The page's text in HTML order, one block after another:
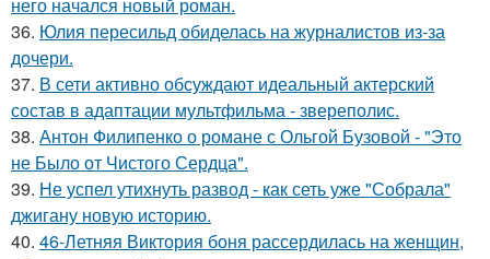
36. Юлия пересильд обиделась на журналистов из-за
дочери.
37. В сети активно обсуждают идеальный актерский
состав в адаптации мультфильма - звереполис.
38. Антон Филипенко о романе с Ольгой Бузовой - "Это
не Было от Чистого Сердца".
39. Не успел утихнуть развод - как сеть уже "Собрала"
джигану новую историю.
40. 46-Летняя Виктория боня рассердилась на женщин,